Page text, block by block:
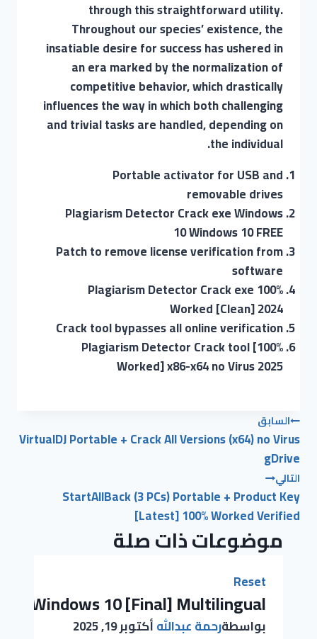
through this straightforward utility.
Throughout our species’ existence, the
insatiable desire for success has ushered in
an era marked by the normalization of
competitive behavior, which drastically
influences the way in which both challenging
and trivial tasks are handled, depending on
the individual.
Portable activator for USB and
removable drives
Plagiarism Detector Crack exe Windows
10 Windows 10 FREE
Patch to remove license verification from
software
Plagiarism Detector Crack exe 100%
Worked [Clean] 2024
Crack tool bypasses all online verification
Plagiarism Detector Crack tool [100%
Worked] x86-x64 no Virus 2025
السابق
VirtualDJ Portable + Crack All Versions (x64) no Virus
gDrive
التالي
StartAllBack (3 PCs) Portable + Product Key
[Latest] 100% Worked Verified
موضوعات ذات صلة
Reset
Windows 10 [Final] Multilingual
بواسطةرحمة عبداللهأكتوبر 19, 2025